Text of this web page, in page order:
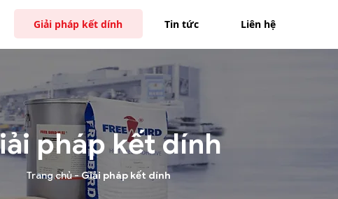
Giải pháp kết dính Tin tức Liên hệ
pháp kết dính
Trang chủ -Giải pháp kết dính